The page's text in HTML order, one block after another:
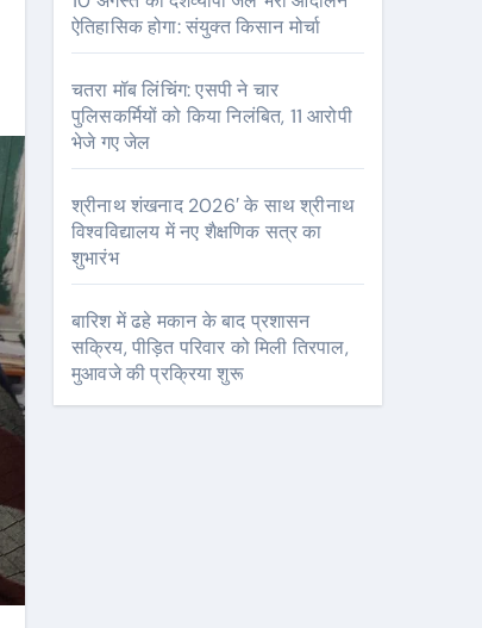
ऐतिहासिक होगा: संयुक्त किसान मोर्चा
चतरा मॉब लिंचिंग: एसपी ने चार
पुलिसकर्मियों को किया निलंबित, 11 आरोपी
भेजे गए जेल
श्रीनाथ शंखनाद 2026′ के साथ श्रीनाथ
विश्वविद्यालय में नए शैक्षणिक सत्र का
शुभारंभ
बारिश में ढहे मकान के बाद प्रशासन
सक्रिय, पीड़ित परिवार को मिली तिरपाल,
मुआवजे की प्रक्रिया शुरू